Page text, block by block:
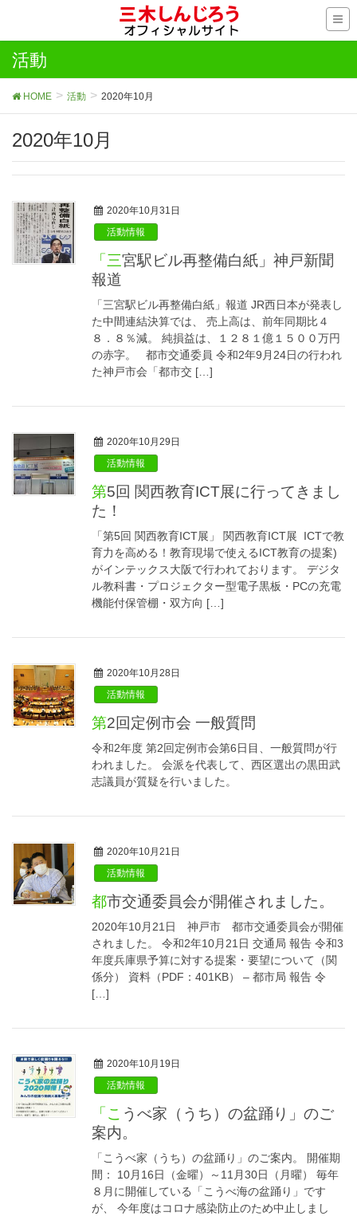
活動
HOME 活動 2020年10月
2020年10月
2020年10月31日
活動情報
「三宮駅ビル再整備白紙」神戸新聞
報道
「三宮駅ビル再整備白紙」報道 JR西日本が発表し
た中間連結決算では、 売上高は、前年同期比４
８．８％減。 純損益は、１２８１億１５００万円
の赤字。 都市交通委員 令和2年9月24日の行われ
た神戸市会「都市交 […]
2020年10月29日
活動情報
第5回 関西教育ICT展に行ってきまし
た！
「第5回 関西教育ICT展」 関西教育ICT展 ICTで教
育力を高める！教育現場で使えるICT教育の提案)
がインテックス大阪で行われております。 デジタ
ル教科書・プロジェクター型電子黒板・PCの充電
機能付保管棚・双方向 […]
2020年10月28日
活動情報
第2回定例市会 一般質問
令和2年度 第2回定例市会第6日目、一般質問が行
われました。 会派を代表して、西区選出の黒田武
志議員が質疑を行いました。
2020年10月21日
活動情報
都市交通委員会が開催されました。
2020年10月21日 神戸市 都市交通委員会が開催
されました。 令和2年10月21日 交通局 報告 令和3
年度兵庫県予算に対する提案・要望について（関
係分） 資料（PDF：401KB） – 都市局 報告 令
[…]
2020年10月19日
活動情報
「こうべ家（うち）の盆踊り」のご
案内。
「こうべ家（うち）の盆踊り」のご案内。 開催期
間： 10月16日（金曜）～11月30日（月曜） 毎年
８月に開催している「こうべ海の盆踊り」です
が、 今年度はコロナ感染防止のため中止しまし